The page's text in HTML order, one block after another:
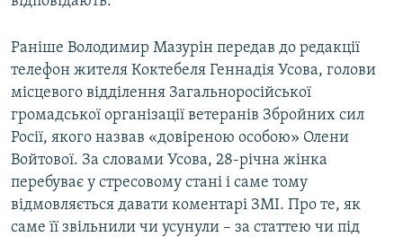
Раніше Володимир Мазурін передав до редакції
телефон жителя Коктебеля Геннадія Усова, голови
місцевого відділення Загальноросійської
громадської організації ветеранів Збройних сил
Росії, якого назвав «довіреною особою» Олени
Войтової. За словами Усова, 28-річна жінка
перебуває у стресовому стані і саме тому
відмовляється давати коментарі ЗМІ. Про те, як
саме її звільнили чи усунули – за статтею чи під